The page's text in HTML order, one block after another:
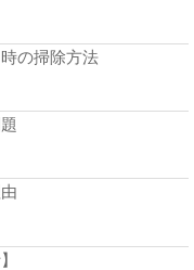
の掃除方法